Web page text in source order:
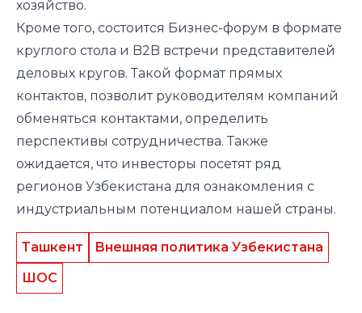
хозяйство.
Кроме того, состоится Бизнес-форум в формате
круглого стола и B2B встречи представителей
деловых кругов. Такой формат прямых
контактов, позволит руководителям компаний
обменяться контактами, определить
перспективы сотрудничества. Также
ожидается, что инвесторы посетят ряд
регионов Узбекистана для ознакомления с
индустриальным потенциалом нашей страны.
Ташкент
Внешняя политика Узбекистана
ШОС